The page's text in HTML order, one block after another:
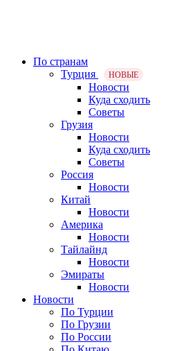
По странам
Турция
НОВЫЕ
Новости
Куда сходить
Советы
Грузия
Новости
Куда сходить
Советы
Россия
Новости
Китай
Новости
Америка
Новости
Тайлайнд
Новости
Эмираты
Новости
Новости
По Турции
По Грузии
По России